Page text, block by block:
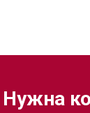
Нужна